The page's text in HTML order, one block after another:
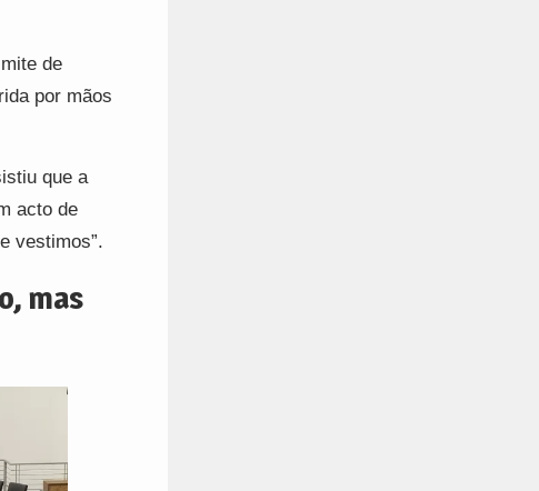
de
por mãos
que a
acto de
vestimos”.
mas